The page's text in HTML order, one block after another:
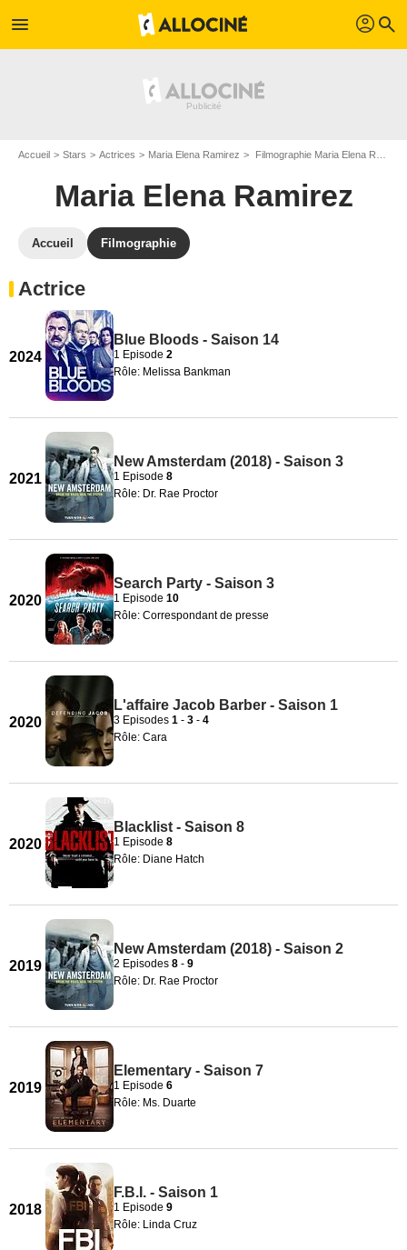
menu profil search
Accueil Stars Actrices Maria Elena Ramirez Filmographie Maria Elena Ramirez
Maria Elena Ramirez
Accueil Filmographie
Actrice
2024
Blue Bloods - Saison 14
1 Episode 2
Rôle: Melissa Bankman
2021
New Amsterdam (2018) - Saison 3
1 Episode 8
Rôle: Dr. Rae Proctor
2020
Search Party - Saison 3
1 Episode 10
Rôle: Correspondant de presse
2020
L'affaire Jacob Barber - Saison 1
3 Episodes 1 - 3 - 4
Rôle: Cara
2020
Blacklist - Saison 8
1 Episode 8
Rôle: Diane Hatch
2019
New Amsterdam (2018) - Saison 2
2 Episodes 8 - 9
Rôle: Dr. Rae Proctor
2019
Elementary - Saison 7
1 Episode 6
Rôle: Ms. Duarte
2018
F.B.I. - Saison 1
1 Episode 9
Rôle: Linda Cruz